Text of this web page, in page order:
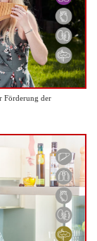
Förderung der